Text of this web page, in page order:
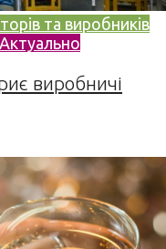
та виробників
Актуально
виробничі